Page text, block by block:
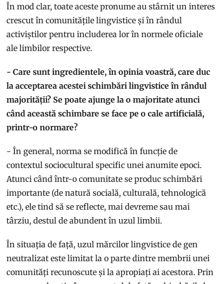
În mod clar, toate aceste pronume au stârnit un interes
crescut în comunitățile lingvistice și în rândul
activiștilor pentru includerea lor în normele oficiale
ale limbilor respective.
- Care sunt ingredientele, în opinia voastră, care duc
la acceptarea acestei schimbări lingvistice în rândul
majorității? Se poate ajunge la o majoritate atunci
când această schimbare se face pe o cale artificială,
printr-o normare?
- În general, norma se modifică în funcție de
contextul sociocultural specific unei anumite epoci.
Atunci când într-o comunitate se produc schimbări
importante (de natură socială, culturală, tehnologică
etc.), ele tind să se reflecte, mai devreme sau mai
târziu, destul de abundent în uzul limbii.
În situația de față, uzul mărcilor lingvistice de gen
neutralizat este limitat la o parte dintre membrii unei
comunități recunoscute și la apropiați ai acestora. Prin